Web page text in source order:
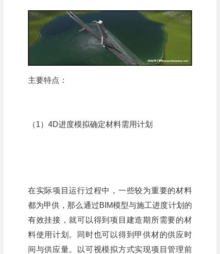
主要特点：
（1）4D进度模拟确定材料需用计划
在实际项目运行过程中，一些较为重要的材料
都为甲供，那么通过BIM模型与施工进度计划的
有效挂接，就可以得到项目建造期所需要的材
料使用计划。同时也可以得到甲供材的供应时
间与供应量。以可视模拟方式实现项目管理前